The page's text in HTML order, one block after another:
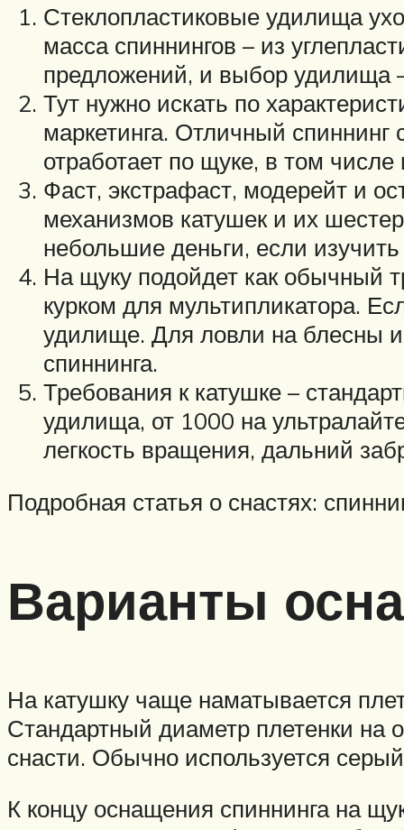
Стеклопластиковые удилища
масса спиннингов – из
предложений, и выбор удилища
Тут нужно искать по
маркетинга. Отличный
отработает по щуке, в том числе
Фаст, экстрафаст, модерейт и
механизмов катушек и их
небольшие деньги, если
На щуку подойдет как обычный
курком для мультипликатора.
удилище. Для ловли на блесны и
спиннинга.
Требования к катушке –
удилища, от 1000 на
легкость вращения, дальний
Подробная статья о снастях:
Варианты
На катушку чаще наматывается
Стандартный диаметр плетенки на
снасти. Обычно используется
К концу оснащения спиннинга на